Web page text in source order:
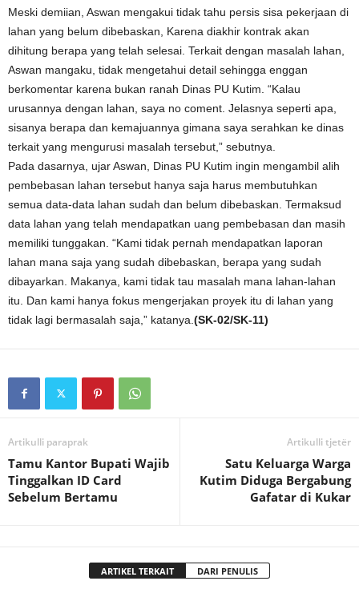
Meski demiian, Aswan mengakui tidak tahu persis sisa pekerjaan di
lahan yang belum dibebaskan, Karena diakhir kontrak akan
dihitung berapa yang telah selesai. Terkait dengan masalah lahan,
Aswan mangaku, tidak mengetahui detail sehingga enggan
berkomentar karena bukan ranah Dinas PU Kutim. “Kalau
urusannya dengan lahan, saya no coment. Jelasnya seperti apa,
sisanya berapa dan kemajuannya gimana saya serahkan ke dinas
terkait yang mengurusi masalah tersebut,” sebutnya.
Pada dasarnya, ujar Aswan, Dinas PU Kutim ingin mengambil alih
pembebasan lahan tersebut hanya saja harus membutuhkan
semua data-data lahan sudah dan belum dibebaskan. Termaksud
data lahan yang telah mendapatkan uang pembebasan dan masih
memiliki tunggakan. “Kami tidak pernah mendapatkan laporan
lahan mana saja yang sudah dibebaskan, berapa yang sudah
dibayarkan. Makanya, kami tidak tau masalah mana lahan-lahan
itu. Dan kami hanya fokus mengerjakan proyek itu di lahan yang
tidak lagi bermasalah saja,” katanya. (SK-02/SK-11)
Artikulli paraprak
Tamu Kantor Bupati Wajib
Tinggalkan ID Card
Sebelum Bertamu
Artikulli tjetër
Satu Keluarga Warga
Kutim Diduga Bergabung
Gafatar di Kukar
ARTIKEL TERKAIT DARI PENULIS